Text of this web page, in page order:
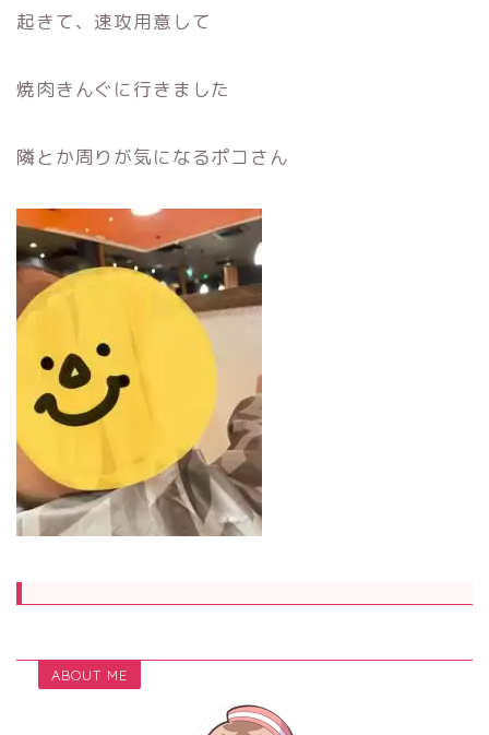
起きて、速攻用意して
焼肉きんぐに行きました
隣とか周りが気になるポコさん
ABOUT ME